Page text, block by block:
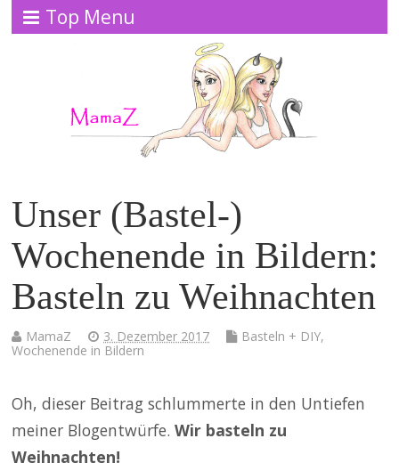
Top Menu
Unser (Bastel-)
Wochenende in Bildern:
Basteln zu Weihnachten
MamaZ 3. Dezember 2017 Basteln + DIY,
Wochenende in Bildern
Oh, dieser Beitrag schlummerte in den Untiefen
meiner Blogentwürfe.Wir basteln zu
Weihnachten!